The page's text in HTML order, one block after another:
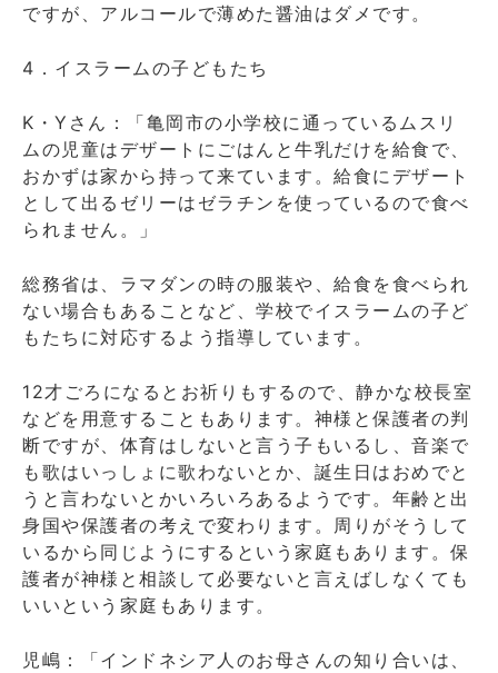
ですが、アルコールで薄めた醤油はダメです。
4．イスラームの子どもたち
K・Yさん：「亀岡市の小学校に通っているムスリ
ムの児童はデザートにごはんと牛乳だけを給食で、
おかずは家から持って来ています。給食にデザート
として出るゼリーはゼラチンを使っているので食べ
られません。」
総務省は、ラマダンの時の服装や、給食を食べられ
ない場合もあることなど、学校でイスラームの子ど
もたちに対応するよう指導しています。
12才ごろになるとお祈りもするので、静かな校長室
などを用意することもあります。神様と保護者の判
断ですが、体育はしないと言う子もいるし、音楽で
も歌はいっしょに歌わないとか、誕生日はおめでと
うと言わないとかいろいろあるようです。年齢と出
身国や保護者の考えで変わります。周りがそうして
いるから同じようにするという家庭もあります。保
護者が神様と相談して必要ないと言えばしなくても
いいという家庭もあります。
児嶋：「インドネシア人のお母さんの知り合いは、